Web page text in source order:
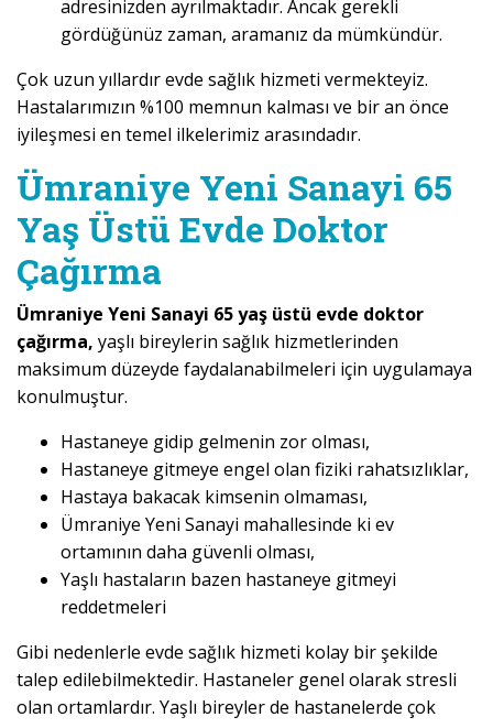
adresinizden ayrılmaktadır. Ancak gerekli
gördüğünüz zaman, aramanız da mümkündür.
Çok uzun yıllardır evde sağlık hizmeti vermekteyiz.
Hastalarımızın %100 memnun kalması ve bir an önce
iyileşmesi en temel ilkelerimiz arasındadır.
Ümraniye Yeni Sanayi 65
Yaş Üstü Evde Doktor
Çağırma
Ümraniye Yeni Sanayi 65 yaş üstü evde doktor
çağırma, yaşlı bireylerin sağlık hizmetlerinden
maksimum düzeyde faydalanabilmeleri için uygulamaya
konulmuştur.
Hastaneye gidip gelmenin zor olması,
Hastaneye gitmeye engel olan fiziki rahatsızlıklar,
Hastaya bakacak kimsenin olmaması,
Ümraniye Yeni Sanayi mahallesinde ki ev
ortamının daha güvenli olması,
Yaşlı hastaların bazen hastaneye gitmeyi
reddetmeleri
Gibi nedenlerle evde sağlık hizmeti kolay bir şekilde
talep edilebilmektedir. Hastaneler genel olarak stresli
olan ortamlardır. Yaşlı bireyler de hastanelerde çok